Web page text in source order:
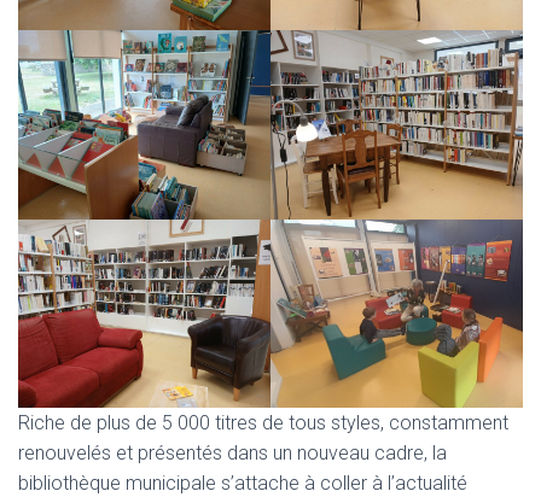
Riche de plus de 5 000 titres de tous styles, constamment
renouvelés et présentés dans un nouveau cadre, la
bibliothèque municipale s’attache à coller à l’actualité